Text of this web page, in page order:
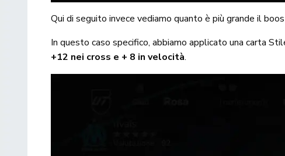
Qui di seguito invece vediamo quanto è più grande il
In questo caso specifico, abbiamo applicato una carta
+12 nei cross e + 8 in velocità.